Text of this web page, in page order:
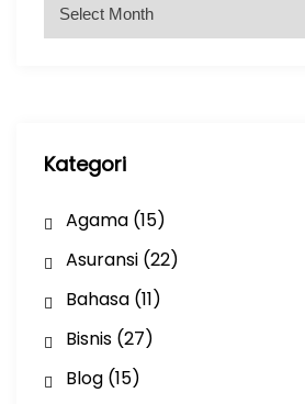
Kategori
Agama(15)
Asuransi(22)
Bahasa(11)
Bisnis(27)
Blog(15)